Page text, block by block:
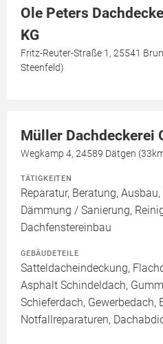
Ole Peters
KG
Fritz-Reuter-Straße 1, 25541
Steenfeld)
Müller Dachdeckerei
Wegkamp 4, 24589 Dätgen
TÄTIGKEITEN
Reparatur, Beratung,
Dämmung / Sanierung,
Dachfenstereinbau
GEBÄUDETEILE
Satteldacheindeckung,
Asphalt Schindeldach,
Schieferdach, Gewerbedach,
Notfallreparaturen,